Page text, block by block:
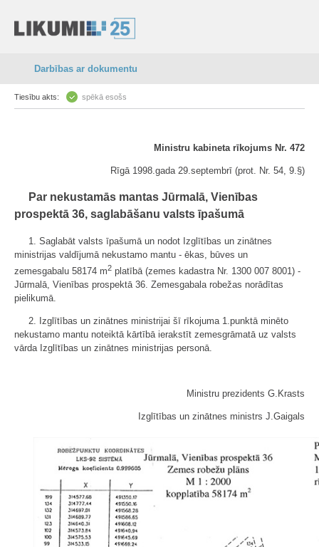
Darbības ar dokumentu
Tiesību akts: spēkā esošs
Ministru kabineta rīkojums Nr. 472
Rīgā 1998.gada 29.septembrī (prot. Nr. 54, 9.§)
Par nekustamās mantas Jūrmalā, Vienības
prospektā 36, saglabāšanu valsts īpašumā
1. Saglabāt valsts īpašumā un nodot Izglītības un zinātnes
ministrijas valdījumā nekustamo mantu - ēkas, būves un
zemesgabalu 58174 m2 platībā (zemes kadastra Nr. 1300 007 8001) -
Jūrmalā, Vienības prospektā 36. Zemesgabala robežas norādītas
pielikumā.
2. Izglītības un zinātnes ministrijai šī rīkojuma 1.punktā minēto
nekustamo mantu noteiktā kārtībā ierakstīt zemesgrāmatā uz valsts
vārda Izglītības un zinātnes ministrijas personā.
Ministru prezidents G.Krasts
Izglītības un zinātnes ministrs J.Gaigals